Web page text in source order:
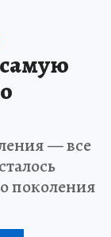
— все
поколения